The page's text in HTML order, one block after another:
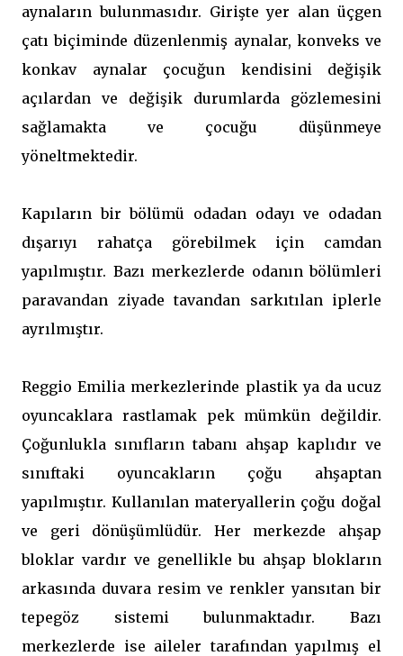
aynaların bulunmasıdır. Girişte yer alan üçgen
çatı biçiminde düzenlenmiş aynalar, konveks ve
konkav aynalar çocuğun kendisini değişik
açılardan ve değişik durumlarda gözlemesini
sağlamakta ve çocuğu düşünmeye
yöneltmektedir.
Kapıların bir bölümü odadan odayı ve odadan
dışarıyı rahatça görebilmek için camdan
yapılmıştır. Bazı merkezlerde odanın bölümleri
paravandan ziyade tavandan sarkıtılan iplerle
ayrılmıştır.
Reggio Emilia merkezlerinde plastik ya da ucuz
oyuncaklara rastlamak pek mümkün değildir.
Çoğunlukla sınıfların tabanı ahşap kaplıdır ve
sınıftaki oyuncakların çoğu ahşaptan
yapılmıştır. Kullanılan materyallerin çoğu doğal
ve geri dönüşümlüdür. Her merkezde ahşap
bloklar vardır ve genellikle bu ahşap blokların
arkasında duvara resim ve renkler yansıtan bir
tepegöz sistemi bulunmaktadır. Bazı
merkezlerde ise aileler tarafından yapılmış el